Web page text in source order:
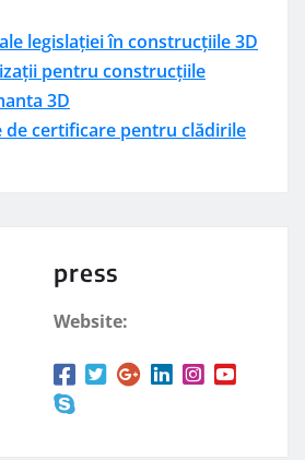
legislației în construcțiile 3D
pentru construcțiile
3D
de certificare pentru clădirile
press
Website: